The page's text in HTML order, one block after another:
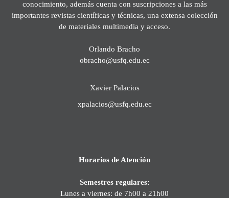
conocimiento, además cuenta con suscripciones a las más
importantes revistas científicas y técnicas, una extensa colección
de materiales multimedia y acceso.
Orlando Bracho
obracho@usfq.edu.ec
Xavier Palacios
xpalacios@usfq.edu.ec
Horarios de Atención
Semestres regulares:
Lunes a viernes: de 7h00 a 21h00